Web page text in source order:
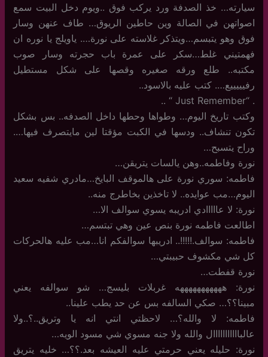
سيارته… خذ الصدفة ورد يركب فوق ..ويوم دخل البيت سمع
اصواتهن في الصالة وين حاطين الريوق… طاف عنهن وسار
فوق وهو يتبسم…ويتذكر غلاسته على نورة…. ياويلج يا نوره ان
فهمتيني غلط…سكر على عمرة باب حجرته وسار صوب
مكتبه.. طلع ورقه صغيره وقصها على شكل مستطيل
رفيييييع…. كتب عليه بالاسود..
. “Just Remember “ ..
وكتب تاريخ اليوم… وطواها وحطها داخل الصدفه.. بس بشكل
تكون تنشاف.. ودسها في الكبت مؤقتا لين مايتصرف فيها….
وراح يتسبح…
نورة وفاطمه..وهن يالسات يتريقن…
فاطمه: سوري نورة على هالموقف البايخ…مادري شفيه سعيد
اليوم…مب عوايده.. لا تاخذين بخاطرج منه..
نورة: لا عااااادي ادريبه يسوي سوالف الا…
اطالعت فاطمه نورة بنص عين وهي تبتسم…
فاطمه: سوالف.!!!!!.. ادريبها سوالفكم انا…مب عليه هالحركات
كل شي مكشوف حبيبتي…
نورة قفطت…
نورة: هههههههههههه غربلات بليسج… شو سوالفه يعني
مبينا؟؟… صكي السالفه بس عن حد يطب علينا..
فاطمه: لا والله؟… لاحظتي انتي انه يا وتريق..؟..ولا
عالبااااااااااال والله ولا جنه مسوي شي مسود الويه…
نورة: حليله يعني حرمتي عليه العيشه بعد.؟؟… خليه يتريق